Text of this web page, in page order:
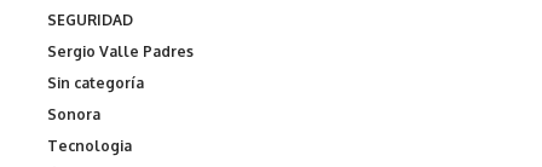
SEGURIDAD
Sergio Valle Padres
Sin categoría
Sonora
Tecnologia